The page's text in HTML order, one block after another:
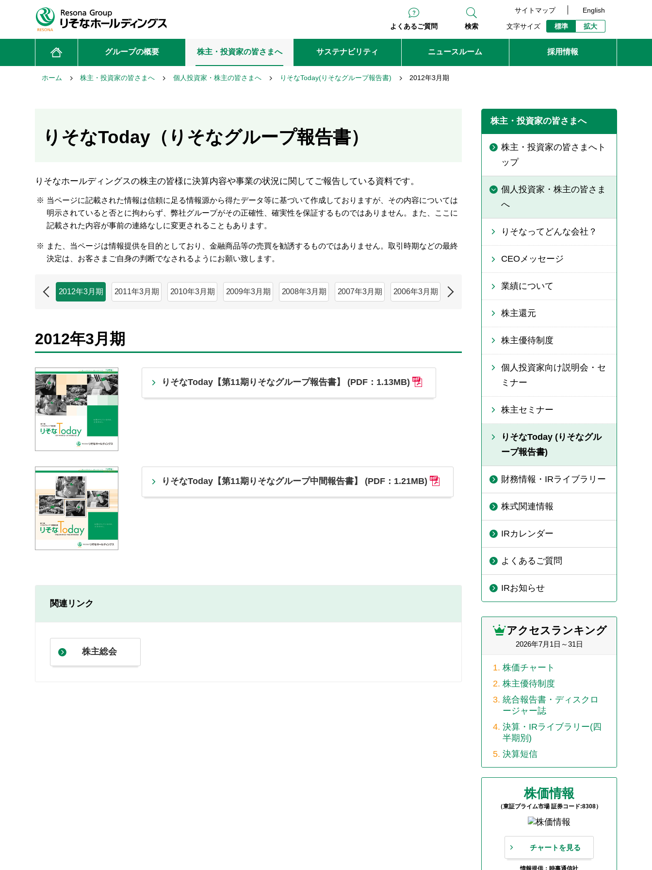
よくあるご質問 検索
サイトマップ English
文字サイズ 標準 拡大
グループの概要 株主・投資家の皆さまへ サステナビリティ ニュースルーム 採用情報
ホーム 株主・投資家の皆さまへ 個人投資家・株主の皆さまへ りそなToday(りそなグループ報告書) 2012年3月期
りそなToday（りそなグループ報告書）
りそなホールディングスの株主の皆様に決算内容や事業の状況に関してご報告している資料です。
※ 当ページに記載された情報は信頼に足る情報源から得たデータ等に基づいて作成しておりますが、その内容については
明示されていると否とに拘わらず、弊社グループがその正確性、確実性を保証するものではありません。また、ここに
記載された内容が事前の連絡なしに変更されることもあります。
※ また、当ページは情報提供を目的としており、金融商品等の売買を勧誘するものではありません。取引時期などの最終
決定は、お客さまご自身の判断でなされるようにお願い致します。
2013年3月期 2012年3月期 2011年3月期 2010年3月期 2009年3月期 2008年3月期 2007年3月期 2006年3月期 2005年3月期 2004年3月期
2012年3月期
りそなToday【第11期りそなグループ報告書】 (PDF：1.13MB)
りそなToday【第11期りそなグループ中間報告書】 (PDF：1.21MB)
関連リンク
株主総会
株主・投資家の皆さまへ
株主・投資家の皆さまへト
ップ
個人投資家・株主の皆さま
へ
りそなってどんな会社？
CEOメッセージ
業績について
株主還元
株主優待制度
個人投資家向け説明会・セ
ミナー
株主セミナー
りそなToday (りそなグル
ープ報告書)
財務情報・IRライブラリー
株式関連情報
IRカレンダー
よくあるご質問
IRお知らせ
アクセスランキング
2026年7月1日～31日
株価チャート
株主優待制度
統合報告書・ディスクロ
ージャー誌
決算・IRライブラリー(四
半期別)
決算短信
株価情報
（東証プライム市場 証券コード:8308）
チャートを見る
情報提供：時事通信社